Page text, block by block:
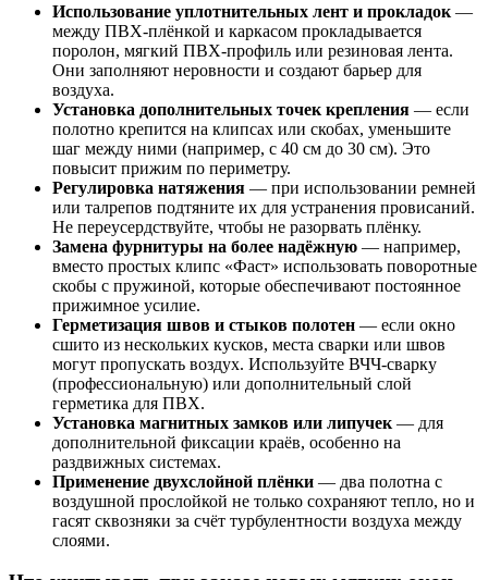
Использование уплотнительных лент и прокладок —
между ПВХ-плёнкой и каркасом прокладывается
поролон, мягкий ПВХ-профиль или резиновая лента.
Они заполняют неровности и создают барьер для
воздуха.
Установка дополнительных точек крепления — если
полотно крепится на клипсах или скобах, уменьшите
шаг между ними (например, с 40 см до 30 см). Это
повысит прижим по периметру.
Регулировка натяжения — при использовании ремней
или талрепов подтяните их для устранения провисаний.
Не переусердствуйте, чтобы не разорвать плёнку.
Замена фурнитуры на более надёжную — например,
вместо простых клипс «Фаст» использовать поворотные
скобы с пружиной, которые обеспечивают постоянное
прижимное усилие.
Герметизация швов и стыков полотен — если окно
сшито из нескольких кусков, места сварки или швов
могут пропускать воздух. Используйте ВЧЧ-сварку
(профессиональную) или дополнительный слой
герметика для ПВХ.
Установка магнитных замков или липучек — для
дополнительной фиксации краёв, особенно на
раздвижных системах.
Применение двухслойной плёнки — два полотна с
воздушной прослойкой не только сохраняют тепло, но и
гасят сквозняки за счёт турбулентности воздуха между
слоями.